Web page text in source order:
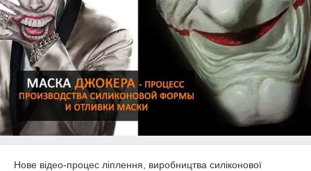
Нове відео-процес ліплення, виробництва силіконової